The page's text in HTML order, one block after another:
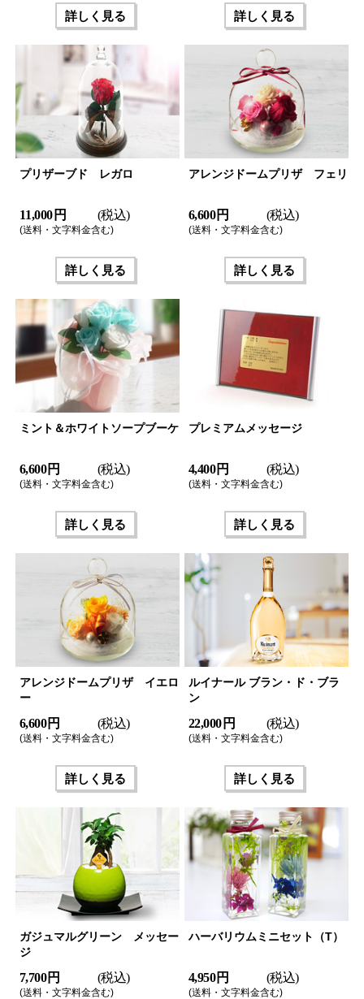
詳しく見る 詳しく見る
プリザーブド レガロ
11,000 円 (税込)
(送料・文字料金含む)
詳しく見る
アレンジドームプリザ フェリ
6,600 円 (税込)
(送料・文字料金含む)
詳しく見る
ミント＆ホワイトソープブーケ
6,600 円 (税込)
(送料・文字料金含む)
詳しく見る
プレミアムメッセージ
4,400 円 (税込)
(送料・文字料金含む)
詳しく見る
アレンジドームプリザ イエロ
ー
6,600 円 (税込)
(送料・文字料金含む)
詳しく見る
ルイナール ブラン・ド・ブラ
ン
22,000 円 (税込)
(送料・文字料金含む)
詳しく見る
ガジュマルグリーン メッセー
ジ
7,700 円 (税込)
(送料・文字料金含む)
ハーバリウムミニセット（T）
4,950 円 (税込)
(送料・文字料金含む)